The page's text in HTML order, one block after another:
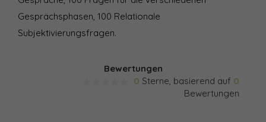
Gesprächsphasen, 100 Relationale
Subjektivierungsfragen.
Bewertungen
0 Sterne, basierend auf 0
Bewertungen